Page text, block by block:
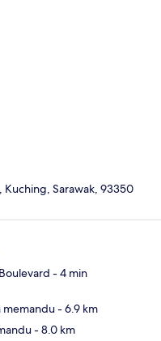
Kuching, Sarawak, 93350
- 4 min
memandu- 6.9 km
- 8.0 km